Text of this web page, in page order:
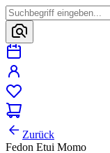
Zurück
Fedon Etui Momo